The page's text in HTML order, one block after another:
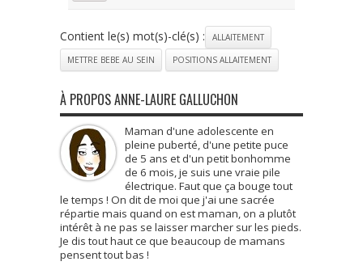
Contient le(s) mot(s)-clé(s) :
ALLAITEMENT
METTRE BEBE AU SEIN
POSITIONS ALLAITEMENT
À PROPOS ANNE-LAURE GALLUCHON
Maman d'une adolescente en
pleine puberté, d'une petite puce
de 5 ans et d'un petit bonhomme
de 6 mois, je suis une vraie pile
électrique. Faut que ça bouge tout
le temps ! On dit de moi que j'ai une sacrée
répartie mais quand on est maman, on a plutôt
intérêt à ne pas se laisser marcher sur les pieds.
Je dis tout haut ce que beaucoup de mamans
pensent tout bas !